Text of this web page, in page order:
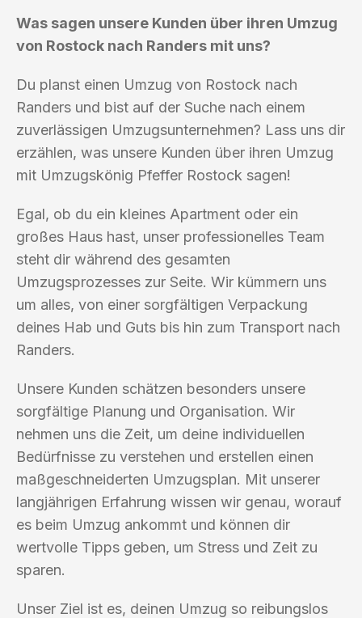
Was sagen unsere Kunden über ihren Umzug
von Rostock nach Randers mit uns?
Du planst einen Umzug von Rostock nach
Randers und bist auf der Suche nach einem
zuverlässigen Umzugsunternehmen? Lass uns dir
erzählen, was unsere Kunden über ihren Umzug
mit Umzugskönig Pfeffer Rostock sagen!
Egal, ob du ein kleines Apartment oder ein
großes Haus hast, unser professionelles Team
steht dir während des gesamten
Umzugsprozesses zur Seite. Wir kümmern uns
um alles, von einer sorgfältigen Verpackung
deines Hab und Guts bis hin zum Transport nach
Randers.
Unsere Kunden schätzen besonders unsere
sorgfältige Planung und Organisation. Wir
nehmen uns die Zeit, um deine individuellen
Bedürfnisse zu verstehen und erstellen einen
maßgeschneiderten Umzugsplan. Mit unserer
langjährigen Erfahrung wissen wir genau, worauf
es beim Umzug ankommt und können dir
wertvolle Tipps geben, um Stress und Zeit zu
sparen.
Unser Ziel ist es, deinen Umzug so reibungslos